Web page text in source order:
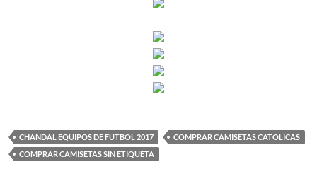
CHANDAL EQUIPOS DE FUTBOL 2017
COMPRAR CAMISETAS CATOLICAS
COMPRAR CAMISETAS SIN ETIQUETA